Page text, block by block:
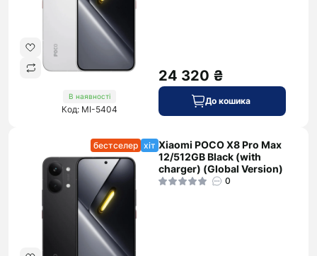
В наявності
Код: MI-5404
24 320 ₴
До кошика
бестселер хіт Xiaomi POCO X8 Pro Max
12/512GB Black (with
charger) (Global Version)
0